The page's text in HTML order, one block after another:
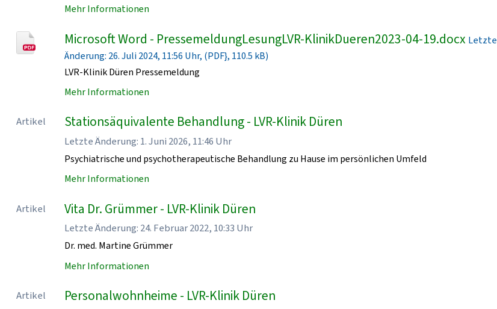
Mehr Informationen
Microsoft Word - PressemeldungLesungLVR-KlinikDueren2023-04-19.docx Letzte
Änderung: 26. Juli 2024, 11:56 Uhr, (PDF}, 110.5 kB)
LVR-Klinik Düren Pressemeldung
Mehr Informationen
Artikel Stationsäquivalente Behandlung - LVR-Klinik Düren
Letzte Änderung: 1. Juni 2026, 11:46 Uhr
Psychiatrische und psychotherapeutische Behandlung zu Hause im persönlichen Umfeld
Mehr Informationen
Artikel Vita Dr. Grümmer - LVR-Klinik Düren
Letzte Änderung: 24. Februar 2022, 10:33 Uhr
Dr. med. Martine Grümmer
Mehr Informationen
Artikel Personalwohnheime - LVR-Klinik Düren